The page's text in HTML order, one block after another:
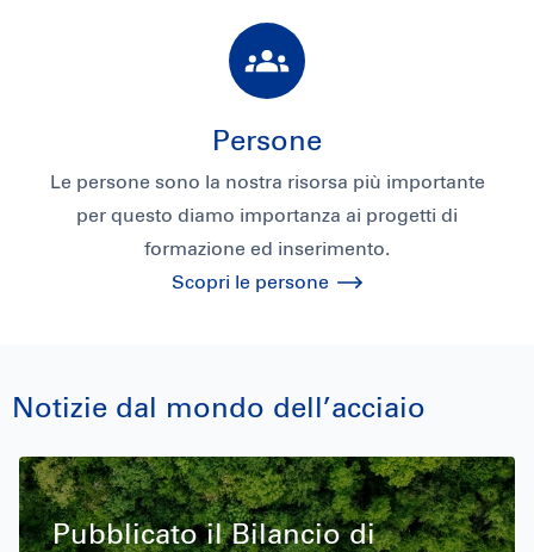
Persone
Le persone sono la nostra risorsa più importante
per questo diamo importanza ai progetti di
formazione ed inserimento.
Scopri le persone
Notizie dal mondo dell’acciaio
Pubblicato il Bilancio di